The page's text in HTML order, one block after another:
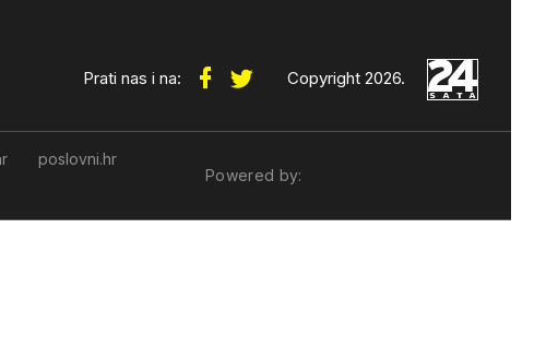
Prati nas i na: Copyright 2026.
poslovni.hr
Powered by: